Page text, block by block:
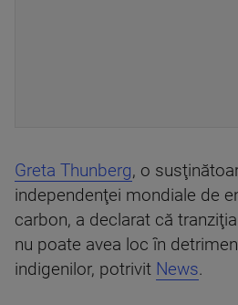
Greta Thunberg, o
independenţei mondiale de
carbon, a declarat că
nu poate avea loc în
indigenilor, potrivit News.